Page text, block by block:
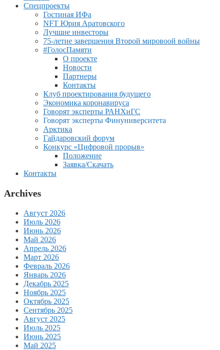
Спецпроекты
Гостиная ИФа
NFT Юрия Аратовского
Лучшие инвесторы
75-летие завершения Второй мировоой войны
#ГолосПамяти
О проекте
Новости
Партнеры
Контакты
Клуб проектирования будущего
Экономика коронавируса
Говорят эксперты РАНХиГС
Говорят эксперты Финуниверситета
Арктика
Гайдаровский форум
Конкурс «Цифровой прорыв»
Положение
Заявка/Скачать
Контакты
Archives
Август 2026
Июль 2026
Июнь 2026
Май 2026
Апрель 2026
Март 2026
Февраль 2026
Январь 2026
Декабрь 2025
Ноябрь 2025
Октябрь 2025
Сентябрь 2025
Август 2025
Июль 2025
Июнь 2025
Май 2025